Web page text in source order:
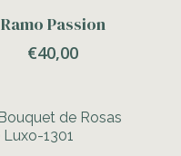
Ramo Passion
€40,00